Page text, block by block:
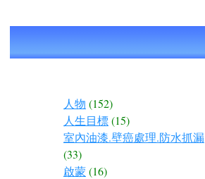
人物 (152)
人生目標(15)
室內油漆.壁癌處理.防水抓漏
(33)
啟蒙(16)